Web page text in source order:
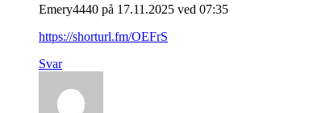
Emery4440 på 17.11.2025 ved 07:35
https://shorturl.fm/OEFrS
Svar